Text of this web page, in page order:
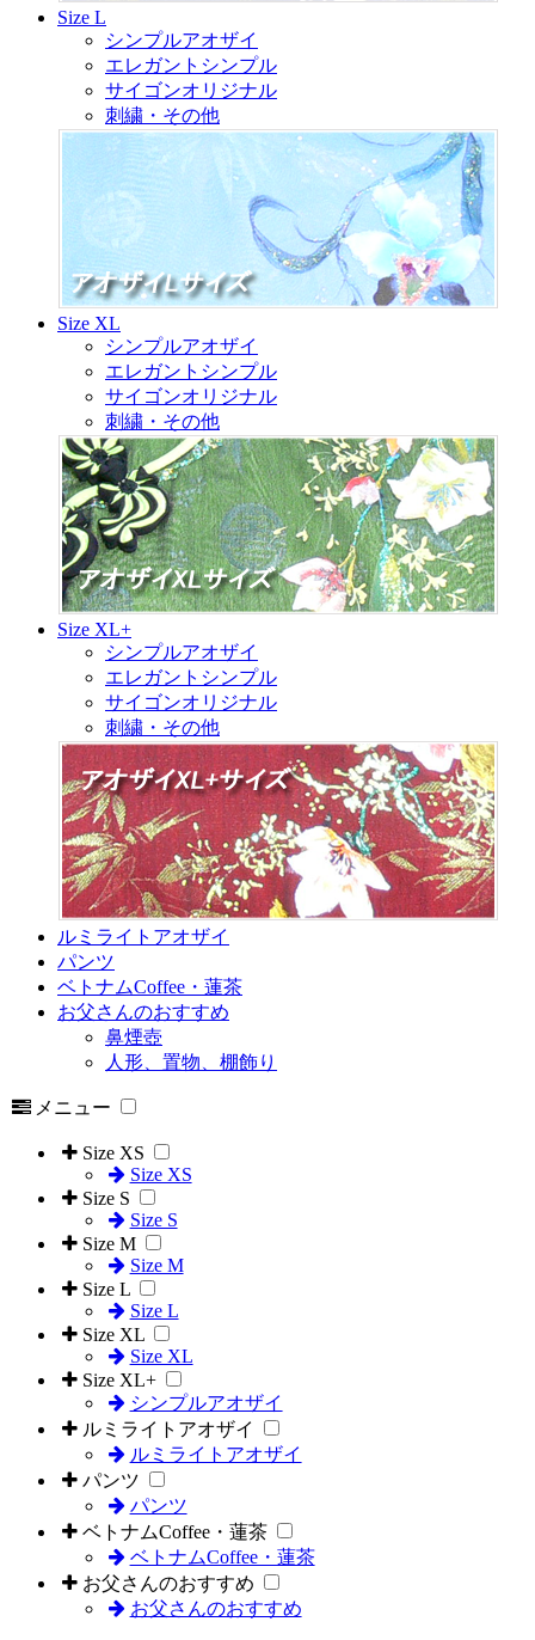
Size L
シンプルアオザイ
エレガントシンプル
サイゴンオリジナル
刺繍・その他
Size XL
シンプルアオザイ
エレガントシンプル
サイゴンオリジナル
刺繍・その他
Size XL+
シンプルアオザイ
エレガントシンプル
サイゴンオリジナル
刺繍・その他
ルミライトアオザイ
パンツ
ベトナムCoffee・蓮茶
お父さんのおすすめ
鼻煙壺
人形、置物、棚飾り
メニュー
Size XS
Size XS
Size S
Size S
Size M
Size M
Size L
Size L
Size XL
Size XL
Size XL+
シンプルアオザイ
ルミライトアオザイ
ルミライトアオザイ
パンツ
パンツ
ベトナムCoffee・蓮茶
ベトナムCoffee・蓮茶
お父さんのおすすめ
お父さんのおすすめ